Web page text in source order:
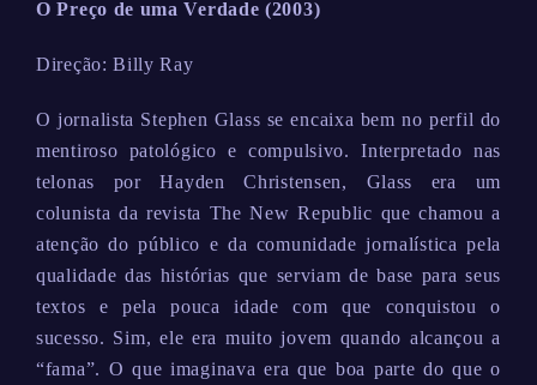
O Preço de uma Verdade (2003)
Direção: Billy Ray
O jornalista Stephen Glass se encaixa bem no perfil do
mentiroso patológico e compulsivo. Interpretado nas
telonas por Hayden Christensen, Glass era um
colunista da revista The New Republic que chamou a
atenção do público e da comunidade jornalística pela
qualidade das histórias que serviam de base para seus
textos e pela pouca idade com que conquistou o
sucesso. Sim, ele era muito jovem quando alcançou a
“fama”. O que imaginava era que boa parte do que o